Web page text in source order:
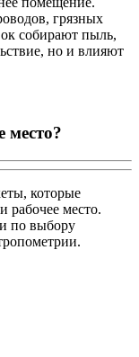
грязных
собирают пыль,
но и влияют
место?
которые
рабочее место.
по выбору